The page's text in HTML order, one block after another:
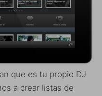
que es tu propio DJ
a crear listas de